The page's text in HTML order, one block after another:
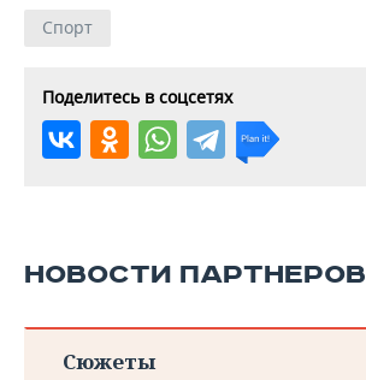
Спорт
Поделитесь в соцсетях
НОВОСТИ ПАРТНЕРОВ
Сюжеты